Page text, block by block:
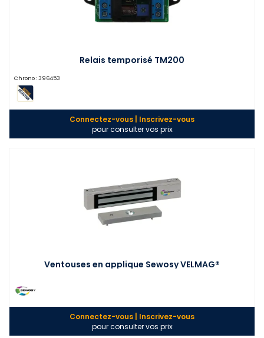
Relais temporisé TM200
Chrono : 396453
Connectez-vous | Inscrivez-vous
pour consulter vos prix
Ventouses en applique Sewosy VELMAG®
Connectez-vous | Inscrivez-vous
pour consulter vos prix